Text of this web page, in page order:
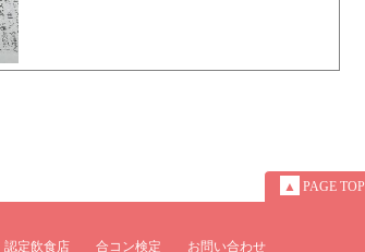
認定飲食店 合コン検定 お問い合わせ
▲ PAGE TOP